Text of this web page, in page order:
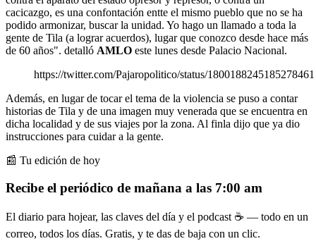
cacicazgo, es una confontación entte el mismo pueblo que no se ha
podido armonizar, buscar la unidad. Yo hago un llamado a toda la
gente de Tila (a lograr acuerdos), lugar que conozco desde hace más
de 60 años". detalló AMLO este lunes desde Palacio Nacional.
https://twitter.com/Pajaropolitico/status/1800188245185278461
Además, en lugar de tocar el tema de la violencia se puso a contar
historias de Tila y de una imagen muy venerada que se encuentra en
dicha localidad y de sus viajes por la zona. Al finla dijo que ya dio
instrucciones para cuidar a la gente.
📰 Tu edición de hoy
Recibe el periódico de mañana a las 7:00 am
El diario para hojear, las claves del día y el podcast ☕ — todo en un
correo, todos los días. Gratis, y te das de baja con un clic.